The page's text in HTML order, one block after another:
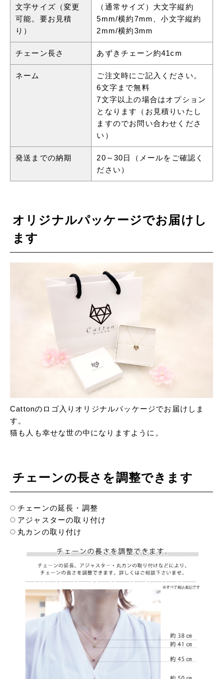
文字サイズ（変更
可能。要お見積
り）
（通常サイズ）大文字縦約
5mm/横約7mm、小文字縦約
2mm/横約3mm
チェーン長さ あずきチェーン約41cm
ネーム
ご注文時にご記入ください。
6文字まで無料
7文字以上の場合はオプション
となります（お見積りいたし
ますのでお問い合わせくださ
い）
発送までの納期
20～30日（メールをご確認く
ださい）
オリジナルパッケージでお届けし
ます
Cattonのロゴ入りオリジナルパッケージでお届けしま
す。
猫も人も幸せな世の中になりますように。
チェーンの長さを調整できます
チェーンの延長・調整
アジャスターの取り付け
丸カンの取り付け